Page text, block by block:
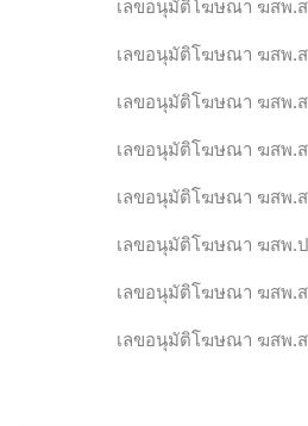
เลขอนุมัติโฆษณา ฆสพ.ส
เลขอนุมัติโฆษณา ฆสพ.ส
เลขอนุมัติโฆษณา ฆสพ.ส
เลขอนุมัติโฆษณา ฆสพ.ส
เลขอนุมัติโฆษณา ฆสพ.ส
เลขอนุมัติโฆษณา ฆสพ.ป
เลขอนุมัติโฆษณา ฆสพ.ส
เลขอนุมัติโฆษณา ฆสพ.ส